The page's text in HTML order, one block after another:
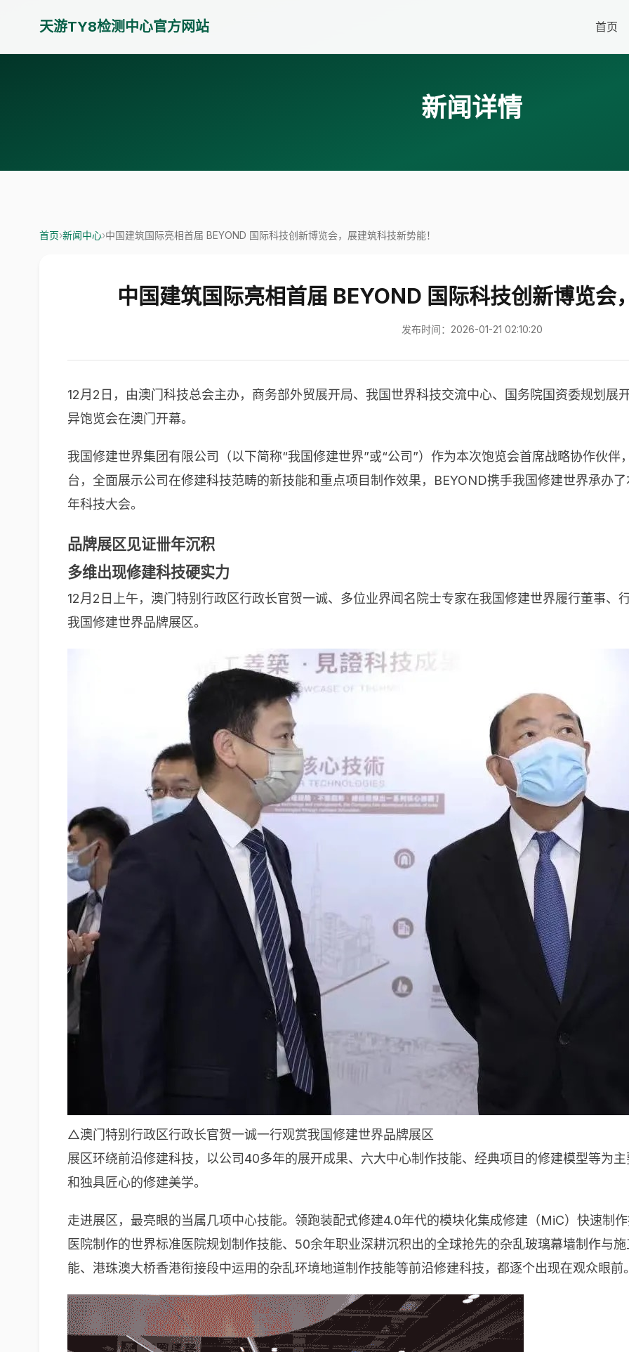
天游TY8检测中心官方网站 首页
新闻详情
首页›新闻中心›中国建筑国际亮相首届 BEYOND 国际科技创新博览会，展建筑科技新势能！
中国建筑国际亮相首届 BEYOND 国际科技创新博览会
发布时间：2026-01-21 02:10:20
12月2日，由澳门科技总会主办，商务部外贸展开局、我国世界科技交流中心、国务院国资委规划展
异饱览会在澳门开幕。
我国修建世界集团有限公司（以下简称“我国修建世界”或“公司”）作为本次饱览会首席战略协作伙
台，全面展示公司在修建科技范畴的新技能和重点项目制作效果，BEYOND携手我国修建世界承办
年科技大会。
品牌展区见证卌年沉积
多维出现修建科技硬实力
12月2日上午，澳门特别行政区行政长官贺一诚、多位业界闻名院士专家在我国修建世界履行董事、
我国修建世界品牌展区。
△澳门特别行政区行政长官贺一诚一行观赏我国修建世界品牌展区
展区环绕前沿修建科技，以公司40多年的展开成果、六大中心制作技能、经典项目的修建模型等为
和独具匠心的修建美学。
走进展区，最亮眼的当属几项中心技能。领跑装配式修建4.0年代的模块化集成修建（MiC）快速制
医院制作的世界标准医院规划制作技能、50余年职业深耕沉积出的全球抢先的杂乱玻璃幕墙制作与
能、港珠澳大桥香港衔接段中运用的杂乱环境地道制作技能等前沿修建科技，都逐个出现在观众眼前